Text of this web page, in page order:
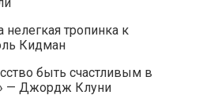
тропинка к
Кидман
быть счастливым в
— Джордж Клуни